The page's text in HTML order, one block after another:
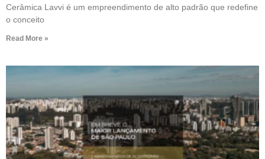
Cerâmica Lavvi é um empreendimento de alto padrão que redefine
o conceito
Read More »